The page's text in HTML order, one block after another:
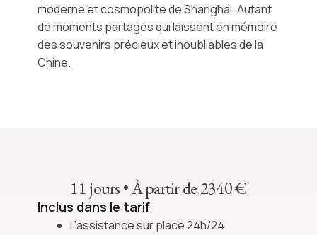
moderne et cosmopolite de Shanghai. Autant
de moments partagés qui laissent en mémoire
des souvenirs précieux et inoubliables de la
Chine.
11 jours•À partir de 2340 €
Inclus dans le tarif
L’assistance sur place 24h/24